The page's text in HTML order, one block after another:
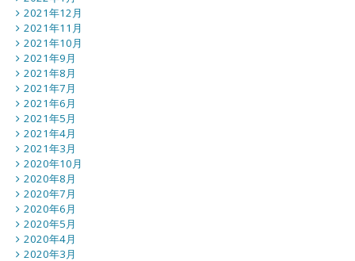
2021年12月
2021年11月
2021年10月
2021年9月
2021年8月
2021年7月
2021年6月
2021年5月
2021年4月
2021年3月
2020年10月
2020年8月
2020年7月
2020年6月
2020年5月
2020年4月
2020年3月